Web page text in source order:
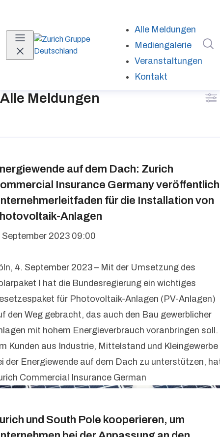
Alle Meldungen
Mediengalerie
Veranstaltungen
Kontakt
Alle Meldungen
auf dem Dach: Zurich
Insurance Germany
für die Installation von
Anlagen
September 2023 09:00
4. September 2023 – Mit der Umsetzung des
I hat die Bundesregierung ein wichtiges
für Photovoltaik-Anlagen (PV-Anlagen)
den Weg gebracht, das auch den Bau gewerblicher
mit hohem Energieverbrauch voranbringen soll.
Kunden aus Industrie, Mittelstand und Kleingewerbe
der Energiewende auf dem Dach zu unterstützen,
Commercial Insurance German
und South Pole kooperieren, um